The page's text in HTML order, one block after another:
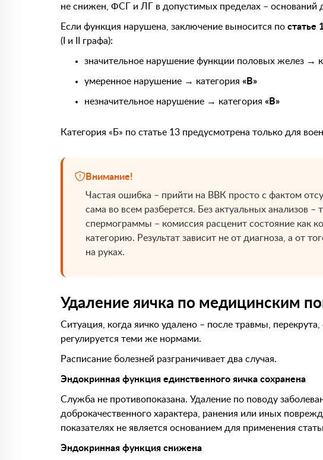
не снижен, ФСГ и ЛГ в допустимых пределах – оснований
Если функция нарушена, заключение выносится по статье
(I и II графа):
значительное нарушение функции половых желез →
умеренное нарушение → категория «В»
незначительное нарушение → категория «В»
Категория «Б» по статье 13 предусмотрена только для
Внимание!
Частая ошибка – прийти на ВВК просто с фактом
сама во всем разберется. Без актуальных анализов
спермограммы – комиссия расценит состояние как
категорию. Результат зависит не от диагноза, а от
на руках.
Удаление яичка по медицинским
Ситуация, когда яичко удалено – после травмы,
регулируется теми же нормами.
Расписание болезней разграничивает два случая.
Эндокринная функция единственного яичка сохранена
Служба не противопоказана. Удаление по поводу
доброкачественного характера, ранения или иных
показателях не является основанием для применения
Эндокринная функция снижена